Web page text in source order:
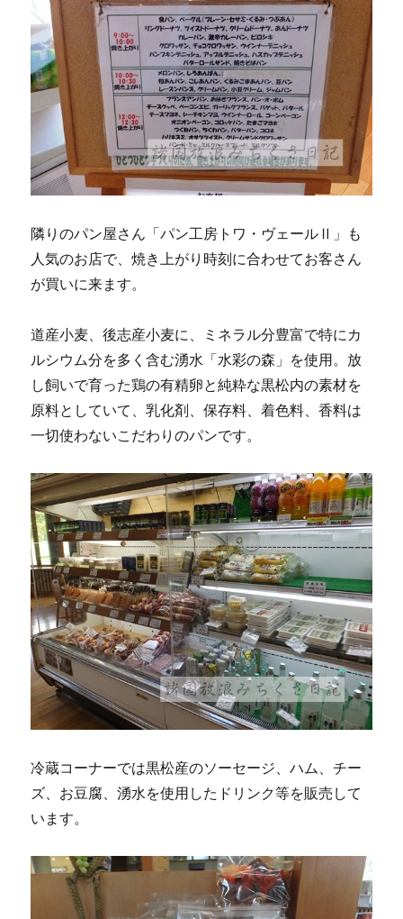
隣りのパン屋さん「パン工房トワ・ヴェールⅡ」も
人気のお店で、焼き上がり時刻に合わせてお客さん
が買いに来ます。
道産小麦、後志産小麦に、ミネラル分豊富で特にカ
ルシウム分を多く含む湧水「水彩の森」を使用。放
し飼いで育った鶏の有精卵と純粋な黒松内の素材を
原料としていて、乳化剤、保存料、着色料、香料は
一切使わないこだわりのパンです。
冷蔵コーナーでは黒松産のソーセージ、ハム、チー
ズ、お豆腐、湧水を使用したドリンク等を販売して
います。